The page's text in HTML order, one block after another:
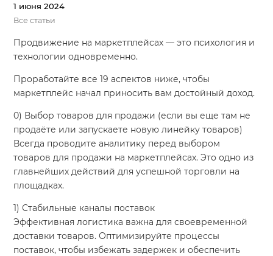
1 июня 2024
Все статьи
Продвижение на маркетплейсах — это психология и
технологии одновременно.
Проработайте все 19 аспектов ниже, чтобы
маркетплейс начал приносить вам достойный доход.
0) Выбор товаров для продажи (если вы еще там не
продаёте или запускаете новую линейку товаров)
Всегда проводите аналитику перед выбором
товаров для продажи на маркетплейсах. Это одно из
главнейших действий для успешной торговли на
площадках.
1) Стабильные каналы поставок
Эффективная логистика важна для своевременной
доставки товаров. Оптимизируйте процессы
поставок, чтобы избежать задержек и обеспечить